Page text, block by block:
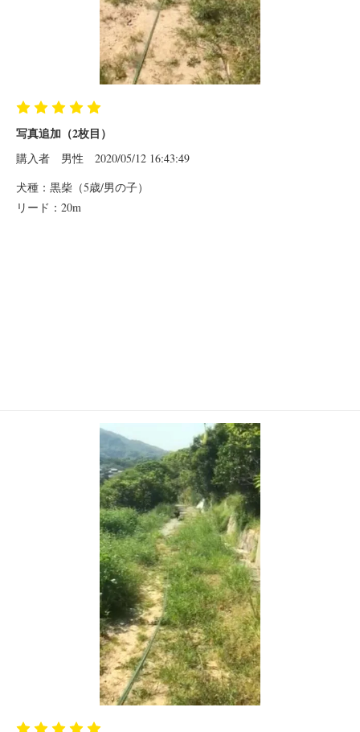
写真追加（2枚目）
購入者 男性
2020/05/12 16:43:49
犬種：黒柴（5歳/男の子）
リード：20m